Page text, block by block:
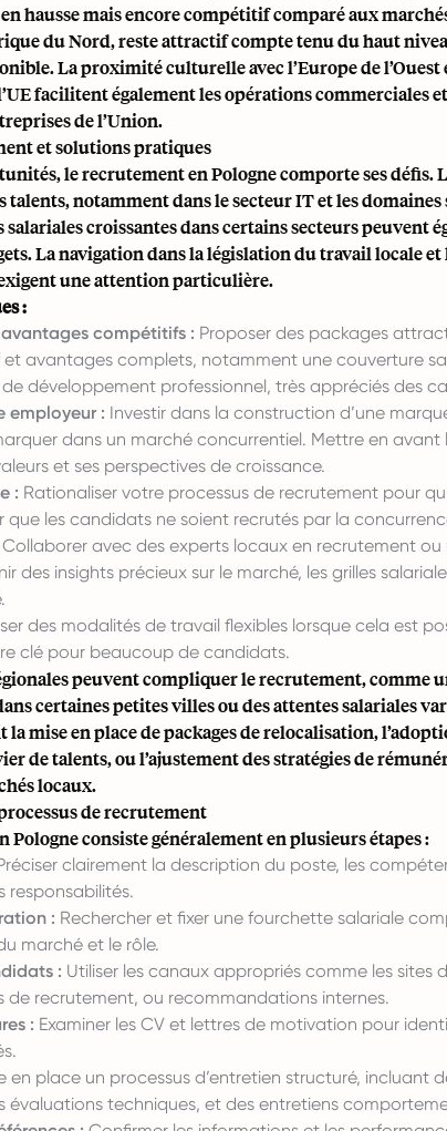
hausse mais encore compétitif comparé aux
du Nord, reste attractif compte tenu du haut
La proximité culturelle avec l’Europe de l’Ouest
facilitent également les opérations commerciales
de l’Union.
et solutions pratiques
le recrutement en Pologne comporte ses défis.
notamment dans le secteur IT et les domaines
salariales croissantes dans certains secteurs peuvent
La navigation dans la législation du travail locale et
une attention particulière.
:
compétitifs : Proposer des packages
avantages complets, notamment une couverture
développement professionnel, très appréciés des
employeur : Investir dans la construction d’une
dans un marché concurrentiel. Mettre en avant
et ses perspectives de croissance.
: Rationaliser votre processus de recrutement pour
que les candidats ne soient recrutés par la
Collaborer avec des experts locaux en recrutement ou
des insights précieux sur le marché, les grilles
des modalités de travail flexibles lorsque cela est
clé pour beaucoup de candidats.
peuvent compliquer le recrutement, comme
certaines petites villes ou des attentes salariales
mise en place de packages de relocalisation,
de talents, ou l’ajustement des stratégies de
locaux.
de recrutement
Pologne consiste généralement en plusieurs étapes :
clairement la description du poste, les
responsabilités.
: Rechercher et fixer une fourchette salariale
marché et le rôle.
: Utiliser les canaux appropriés comme les sites
de recrutement, ou recommandations internes.
: Examiner les CV et lettres de motivation pour
en place un processus d’entretien structuré, incluant
évaluations techniques, et des entretiens